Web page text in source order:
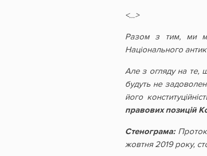
<…>
Разом з тим, ми
Національного
Але з огляду на те,
будуть не
його
правових позицій
Стенограма:
жовтня 2019 року,